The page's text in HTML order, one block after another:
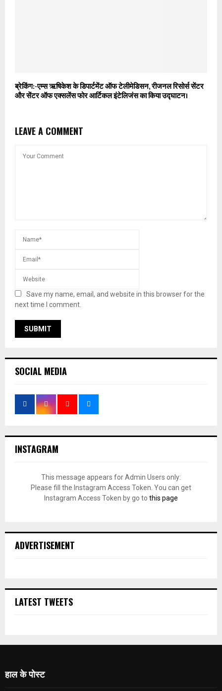
ब्रेकिंग:-एम्स ऋषिकेश के डिपार्टमेंट ऑफ टेलीमेडिसन, रीजनल रिसोर्स सेंटर
और सेंटर ऑफ एक्सलेंस फोर आर्टिकल इंटेलिजंस का किया उद्घाटन।
LEAVE A COMMENT
Save my name, email, and website in this browser for the
next time I comment.
SOCIAL MEDIA
INSTAGRAM
This message appears for Admin Users only:
Please fill the Instagram Access Token. You can get
Instagram Access Token by go to this page
ADVERTISEMENT
LATEST TWEETS
हाल के पोस्ट